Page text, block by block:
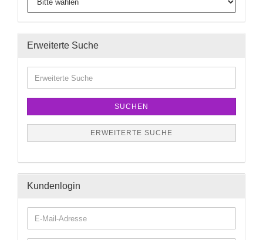
Erweiterte Suche
SUCHEN
ERWEITERTE SUCHE
Kundenlogin